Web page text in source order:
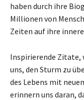
haben durch ihre
Millionen von
Zeiten auf ihre
Inspirierende Zitate,
uns, den Sturm zu
des Lebens mit
erinnern uns daran,